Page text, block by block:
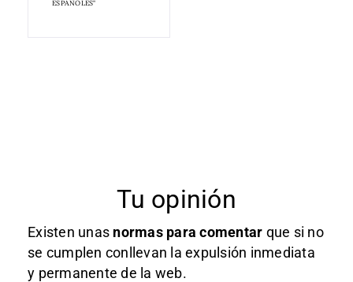
ESPAÑOLES"
Tu opinión
Existen unas normas para comentar que si no
se cumplen conllevan la expulsión inmediata
y permanente de la web.